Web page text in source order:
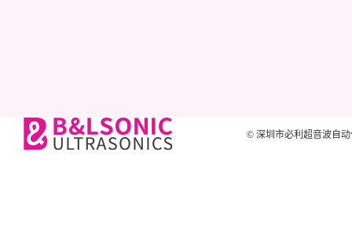
© 深圳市必利超音波自